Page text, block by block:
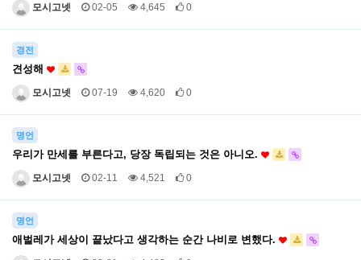
모시고넷 02-05 4,645 0
경전
견성해
모시고넷 07-19 4,620 0
명언
우리가 만세를 부른다고, 당장 독립되는 것은 아니오.
모시고넷 02-11 4,521 0
명언
애벌레가 세상이 끝났다고 생각하는 순간 나비로 변했다.